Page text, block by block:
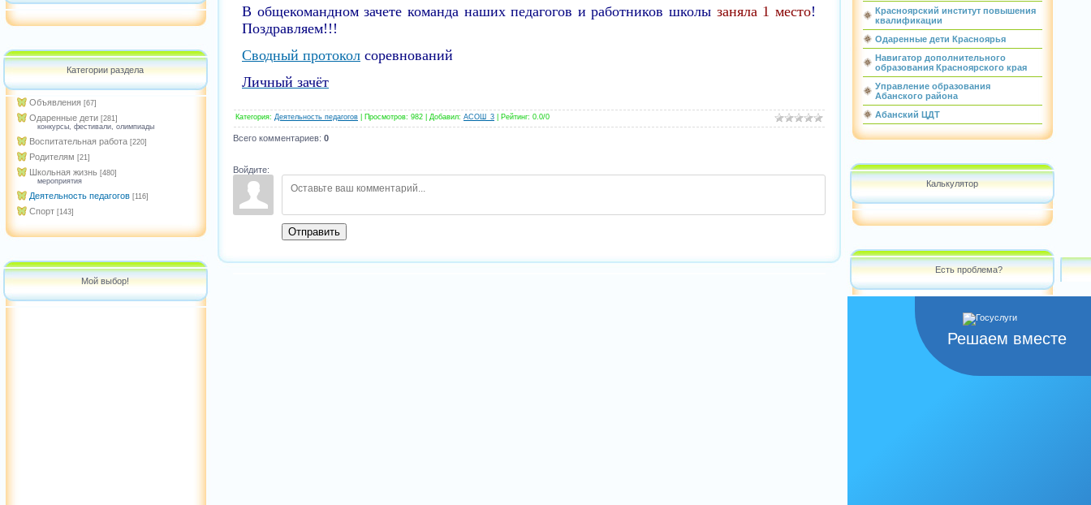
Категории раздела
Объявления [67]
Одаренные дети [281]
конкурсы, фестивали, олимпиады
Воспитательная работа [220]
Родителям [21]
Школьная жизнь [480]
мероприятия
Деятельность педагогов [116]
Спорт [143]
Мой выбор!
В общекомандном зачете команда наших педагогов и работников школы заняла 1 место!
Поздравляем!!!
Сводный протокол соревнований
Личный зачёт
Категория: Деятельность педагогов Просмотров: 982 | Добавил: ACOШ_3 Рейтинг: 0.0/0
Всего комментариев: 0
Войдите:
Отправить
Красноярский институт повышения
квалификации
Одаренные дети Красноярья
Навигатор дополнительного
образования Красноярского края
Управление образования
Абанского района
Абанский ЦДТ
Калькулятор
Есть проблема?
Решаем вместе